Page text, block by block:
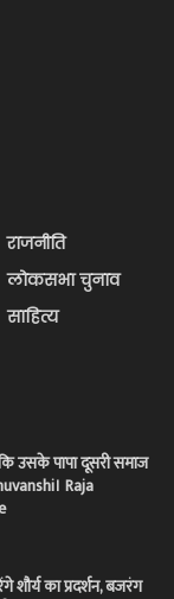
राजनीति
लोकसभा चुनाव
साहित्य
उसके पापा दूसरी समाज
Raja
का प्रदर्शन, बजरंग